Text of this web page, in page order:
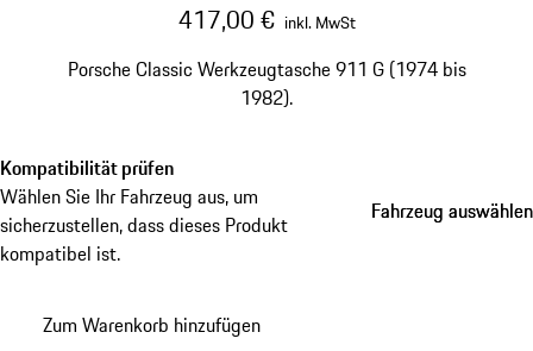
417,00 € inkl. MwSt
Porsche Classic Werkzeugtasche 911 G (1974 bis
1982).
Kompatibilität prüfen
Wählen Sie Ihr Fahrzeug aus, um
sicherzustellen, dass dieses Produkt
kompatibel ist.
Fahrzeug auswählen
Fahrzeug auswählen
Zum Warenkorb hinzufügen